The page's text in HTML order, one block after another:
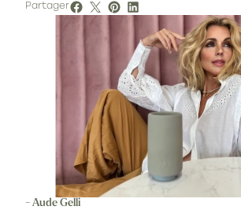
Partager
- Aude Gelli